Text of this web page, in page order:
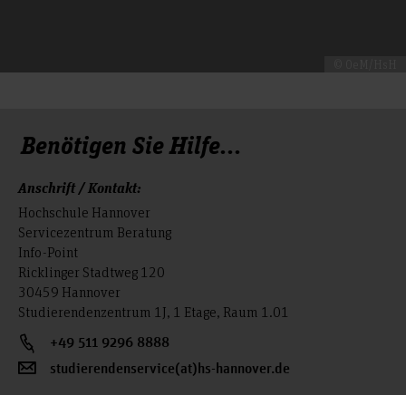
Benötigen Sie Hilfe...
Anschrift / Kontakt:
Hochschule Hannover
Servicezentrum Beratung
Info-Point
Ricklinger Stadtweg 120
30459 Hannover
Studierendenzentrum 1J, 1 Etage, Raum 1.01
+49 511 9296 8888
studierendenservice(at)hs-hannover.de